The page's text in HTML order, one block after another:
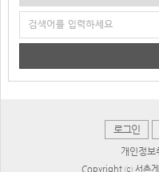
로그인
개인정보
Copyright ⓒ 서촌게